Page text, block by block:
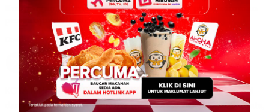
Kunjungan Hormat Miss World ke Istana pupuk impian
penganjuran Festival Miss World di Sabah
February 10, 2026 0
KOTA KINABALU: 10 Februari 2026 – Delegasi berprofil tinggi
dari Pertubuhan Miss World, termasuk Miss World Opal Suchata,